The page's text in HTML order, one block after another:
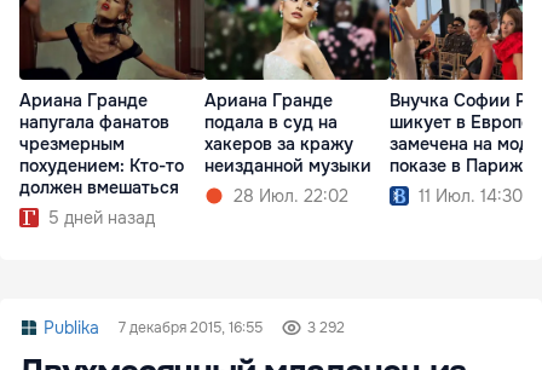
Ариана Гранде
напугала фанатов
чрезмерным
похудением: Кто-то
должен вмешаться
5 дней назад
Ариана Гранде
подала в суд на
хакеров за кражу
неизданной музыки
28 Июл. 22:02
Внучка Софии
шикует в Европе:
замечена на
показе в Париже
11 Июл. 14:30
Publika 7 декабря 2015, 16:55 3 292